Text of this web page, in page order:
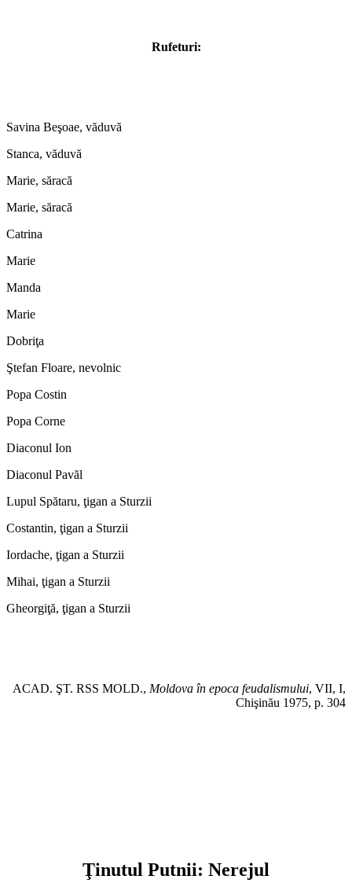
Rufeturi:
Savina Beşoae, văduvă
Stanca, văduvă
Marie, săracă
Marie, săracă
Catrina
Marie
Manda
Marie
Dobriţa
Ştefan Floare, nevolnic
Popa Costin
Popa Corne
Diaconul Ion
Diaconul Pavăl
Lupul Spătaru, ţigan a Sturzii
Costantin, ţigan a Sturzii
Iordache, ţigan a Sturzii
Mihai, ţigan a Sturzii
Gheorgiţă, ţigan a Sturzii
ACAD. ŞT. RSS MOLD., Moldova în epoca feudalismului, VII, I,
Chişinău 1975, p. 304
Ţinutul Putnii: Nerejul